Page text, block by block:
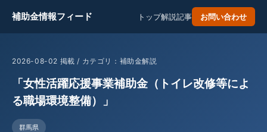
補助金情報フィード トップ解説記事 お問い合わせ
2026-08-02 掲載 / カテゴリ：補助金解説
「女性活躍応援事業補助金（トイレ改修等によ
る職場環境整備）」
群馬県